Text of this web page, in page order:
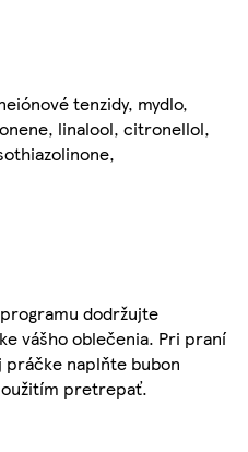
tenzidy, mydlo,
linalool, citronellol,
dodržujte
vášho oblečenia. Pri praní
naplňte bubon
pretrepať.